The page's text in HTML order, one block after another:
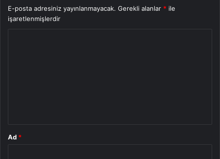
E-posta adresiniz yayınlanmayacak. Gerekli alanlar * ile
işaretlenmişlerdir
Ad *